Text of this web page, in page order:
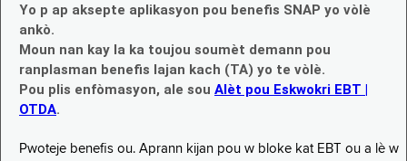
Yo p ap aksepte aplikasyon pou benefis SNAP yo vòlè
ankò.
Moun nan kay la ka toujou soumèt demann pou
ranplasman benefis lajan kach (TA) yo te vòlè.
Pou plis enfòmasyon, ale sou Alèt pou Eskwokri EBT |
OTDA.
Pwoteje benefis ou. Aprann kijan pou w bloke kat EBT ou a lè w